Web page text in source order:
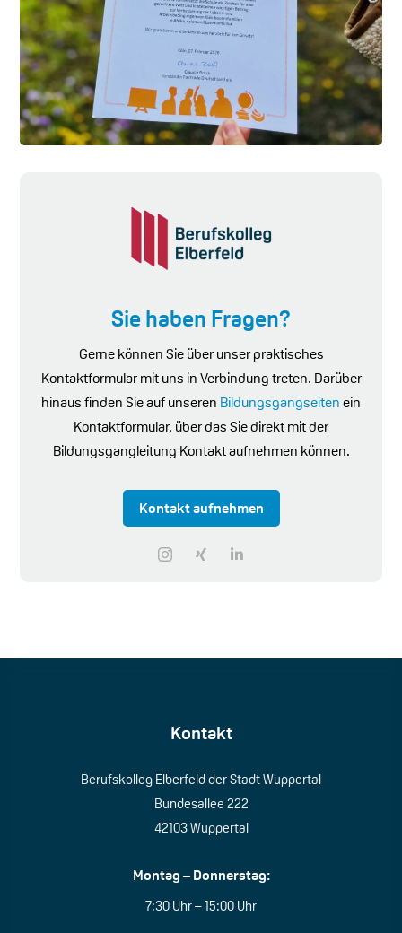
Sie haben Fragen?
Gerne können Sie über unser praktisches
Kontaktformular mit uns in Verbindung treten. Darüber
hinaus finden Sie auf unseren Bildungsgangseitenein
Kontaktformular, über das Sie direkt mit der
Bildungsgangleitung Kontakt aufnehmen können.
Kontakt aufnehmen
Kontakt
Berufskolleg Elberfeld der Stadt Wuppertal
Bundesallee 222
42103 Wuppertal
Montag – Donnerstag:
7:30 Uhr – 15:00 Uhr